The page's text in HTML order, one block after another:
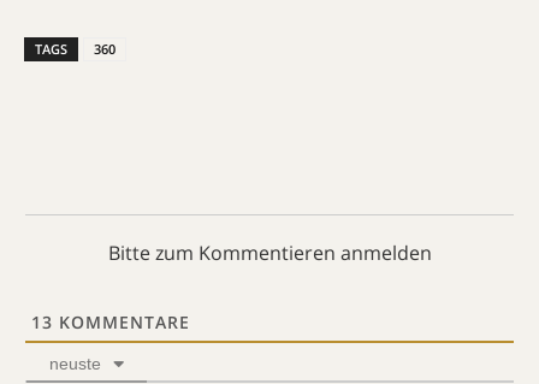
TAGS 360
Bitte zum Kommentieren anmelden
13 KOMMENTARE
neuste